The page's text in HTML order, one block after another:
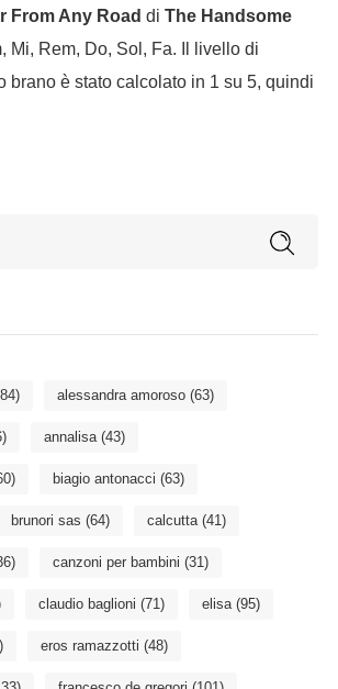
From Any Road di The Handsome
Mi, Rem, Do, Sol, Fa. Il livello di
brano è stato calcolato in 1 su 5, quindi
alessandra amoroso(63)
annalisa(43)
biagio antonacci (63)
brunori sas (64) calcutta(41)
canzoni per bambini (31)
claudio baglioni (71) elisa(95)
eros ramazzotti (48)